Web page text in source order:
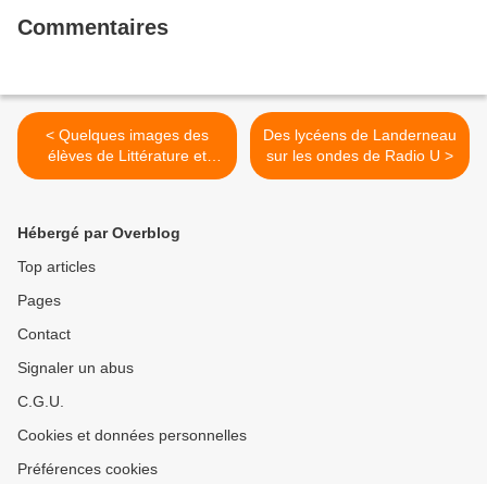
Commentaires
< Quelques images des
élèves de Littérature et
société à l'antenne
Des lycéens de Landerneau
sur les ondes de Radio U >
Hébergé par Overblog
Top articles
Pages
Contact
Signaler un abus
C.G.U.
Cookies et données personnelles
Préférences cookies